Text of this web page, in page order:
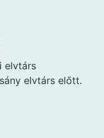
elvtárs
elvtárs előtt.